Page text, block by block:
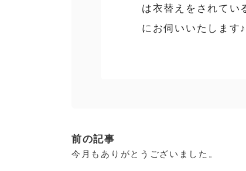
は衣替えをされてい
にお伺いいたしま
前の記事
今月もありがとうございました。